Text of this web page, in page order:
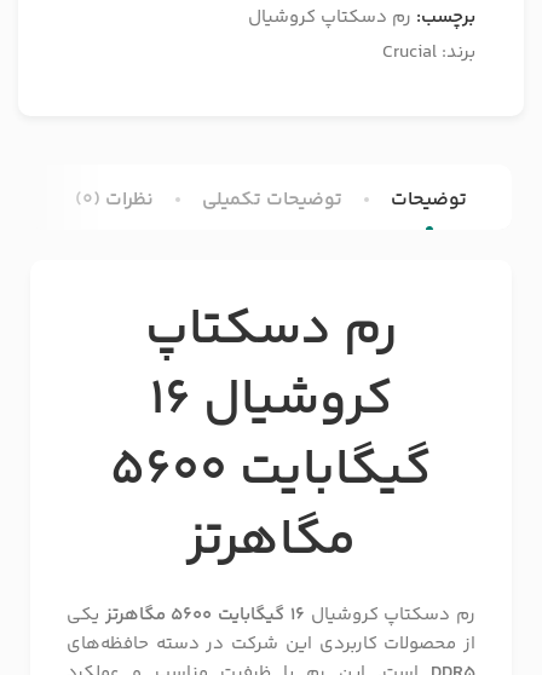
برچسب: رم دسکتاپ کروشیال
برند: Crucial
توضیحات توضیحات تکمیلی نظرات (0)
رم دسکتاپ
کروشیال 16
گیگابایت 5600
مگاهرتز
رم دسکتاپ کروشیال 16 گیگابایت 5600 مگاهرتز
یکی
از محصولات کاربردی این شرکت در دسته حافظه‌های